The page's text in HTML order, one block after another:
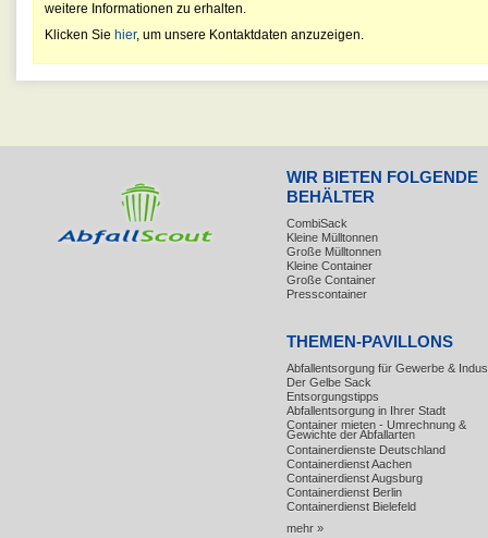
weitere Informationen zu erhalten.
Klicken Sie hier, um unsere Kontaktdaten anzuzeigen.
WIR BIETEN FOLGENDE
BEHÄLTER
CombiSack
Kleine Mülltonnen
Große Mülltonnen
Kleine Container
Große Container
Presscontainer
THEMEN-PAVILLONS
Abfallentsorgung für Gewerbe &
Der Gelbe Sack
Entsorgungstipps
Abfallentsorgung in Ihrer Stadt
Container mieten - Umrechnung &
Gewichte der Abfallarten
Containerdienste Deutschland
Containerdienst Aachen
Containerdienst Augsburg
Containerdienst Berlin
Containerdienst Bielefeld
mehr »